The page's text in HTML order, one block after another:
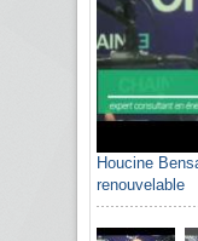
Houcine
renouvelable